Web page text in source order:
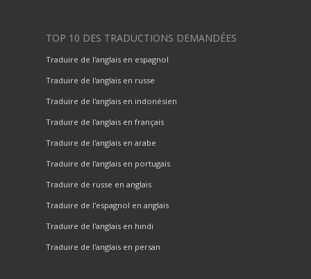
TOP 10 DES TRADUCTIONS DEMANDÉES
Traduire de l'anglais en espagnol
Traduire de l'anglais en russe
Traduire de l'anglais en indonésien
Traduire de l'anglais en français
Traduire de l'anglais en arabe
Traduire de l'anglais en portugais
Traduire de russe en anglais
Traduire de l'espagnol en anglais
Traduire de l'anglais en hindi
Traduire de l'anglais en persan